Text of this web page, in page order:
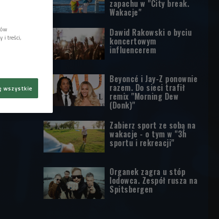
zapachu w "City break.
Wakacje"
Dawid Rakowski o byciu
koncertowym
influencerem
Beyoncé i Jay-Z ponownie
razem. Do sieci trafił
remix "Morning Dew
(Donk)"
Zabierz sport ze sobą na
wakacje - o tym w "3h
sportu i rekreacji"
Organek zagra u stóp
lodowca. Zespół rusza na
Spitsbergen
i treści,
wszystkie